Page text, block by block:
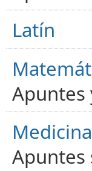
Latín
Apuntes
Apuntes